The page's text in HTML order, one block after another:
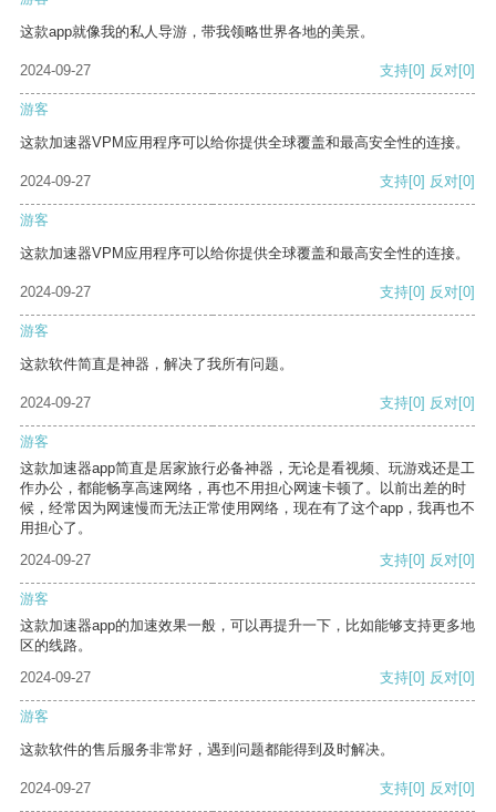
这款app就像我的私人导游，带我领略世界各地的美景。
2024-09-27 支持[0] 反对[0]
游客
这款加速器VPM应用程序可以给你提供全球覆盖和最高安全性的连接。
2024-09-27 支持[0] 反对[0]
游客
这款加速器VPM应用程序可以给你提供全球覆盖和最高安全性的连接。
2024-09-27 支持[0] 反对[0]
游客
这款软件简直是神器，解决了我所有问题。
2024-09-27 支持[0] 反对[0]
游客
这款加速器app简直是居家旅行必备神器，无论是看视频、玩游戏还是工
作办公，都能畅享高速网络，再也不用担心网速卡顿了。以前出差的时
候，经常因为网速慢而无法正常使用网络，现在有了这个app，我再也不
用担心了。
2024-09-27
支持[0] 反对[0]
游客
这款加速器app的加速效果一般，可以再提升一下，比如能够支持更多地
区的线路。
2024-09-27
支持[0] 反对[0]
游客
这款软件的售后服务非常好，遇到问题都能得到及时解决。
2024-09-27 支持[0] 反对[0]